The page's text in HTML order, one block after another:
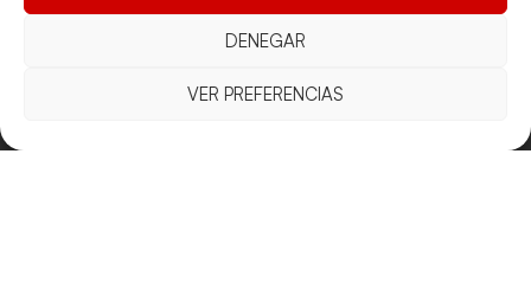
DENEGAR
VER PREFERENCIAS
Documentacio